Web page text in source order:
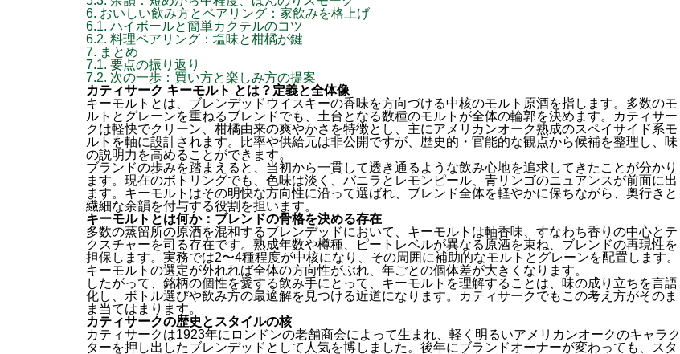
6. おいしい飲み方とペアリング：家飲みを格上げ
6.1. ハイボールと簡単カクテルのコツ
6.2. 料理ペアリング：塩味と柑橘が鍵
7. まとめ
7.1. 要点の振り返り
7.2. 次の一歩：買い方と楽しみ方の提案
カティサーク キーモルト とは？定義と全体像
キーモルトとは、ブレンデッドウイスキーの香味を方向づける中核のモルト原酒を指します。多数のモ
ルトとグレーンを重ねるブレンドでも、土台となる数種のモルトが全体の輪郭を決めます。カティサー
クは軽快でクリーン、柑橘由来の爽やかさを特徴とし、主にアメリカンオーク熟成のスペイサイド系モ
ルトを軸に設計されます。比率や供給元は非公開ですが、歴史的・官能的な観点から候補を整理し、味
の説明力を高めることができます。
ブランドの歩みを踏まえると、当初から一貫して透き通るような飲み心地を追求してきたことが分かり
ます。現在のボトリングでも、色味は淡く、バニラとレモンピール、青リンゴのニュアンスが前面に出
ます。キーモルトはその明快な方向性に沿って選ばれ、ブレンド全体を軽やかに保ちながら、奥行きと
繊細な余韻を付与する役割を担います。
キーモルトとは何か：ブレンドの骨格を決める存在
多数の蒸留所の原酒を混和するブレンデッドにおいて、キーモルトは軸香味、すなわち香りの中心とテ
クスチャーを司る存在です。熟成年数や樽種、ピートレベルが異なる原酒を束ね、ブレンドの再現性を
担保します。実務では2〜4種程度が中核になり、その周囲に補助的なモルトとグレーンを配置します。
キーモルトの選定が外れれば全体の方向性がぶれ、年ごとの個体差が大きくなります。
したがって、銘柄の個性を愛する飲み手にとって、キーモルトを理解することは、味の成り立ちを言語
化し、ボトル選びや飲み方の最適解を見つける近道になります。カティサークでもこの考え方がそのま
ま当てはまります。
カティサークの歴史とスタイルの核
カティサークは1923年にロンドンの老舗商会によって生まれ、軽く明るいアメリカンオークのキャラク
ターを押し出したブレンデッドとして人気を博しました。後年にブランドオーナーが変わっても、スタ